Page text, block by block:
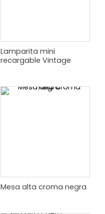
Lamparita mini
recargable Vintage
Mesa alta croma negra